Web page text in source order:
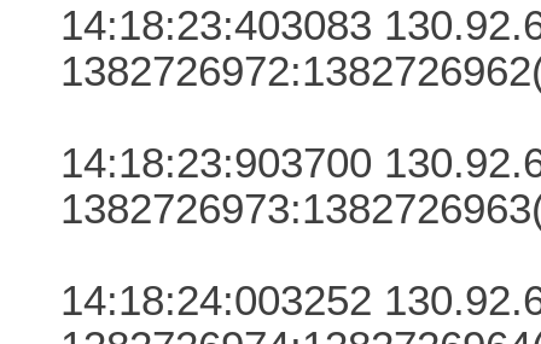
14:18:23:403083
14:18:23:903700
14:18:24:003252